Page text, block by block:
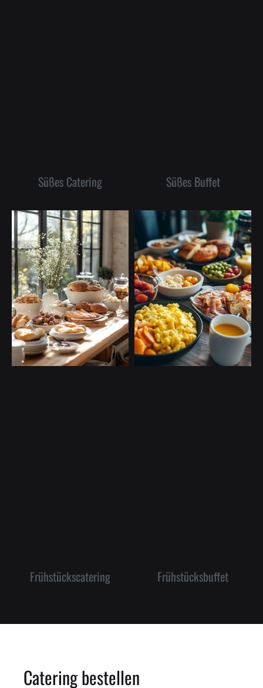
Süßes Catering Süßes Buffet
Frühstückscatering Frühstücksbuffet
Catering bestellen